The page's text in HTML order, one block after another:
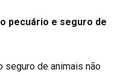
pecuário e seguro de
seguro de animais não